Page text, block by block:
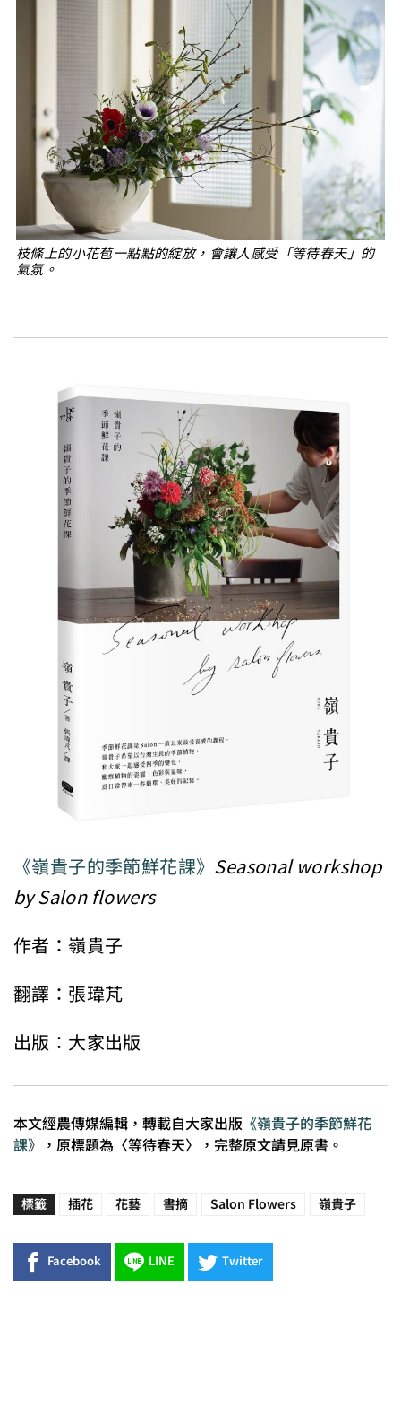
枝條上的小花苞一點點的綻放，會讓人感受「等待春天」的
氣氛。
《嶺貴子的季節鮮花課》Seasonal workshop
by Salon flowers
作者：嶺貴子
翻譯：張瑋芃
出版：大家出版
本文經農傳媒編輯，轉載自大家出版《嶺貴子的季節鮮花
課》 ，原標題為〈等待春天〉，完整原文請見原書。
標籤 插花 花藝 書摘 Salon Flowers 嶺貴子
Facebook LINE Twitter